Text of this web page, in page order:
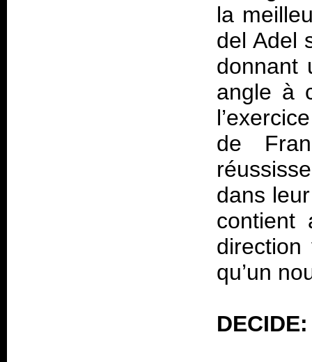
la
del Adel
donnant
angle à
de
dans
contient
qu’un
DECIDE: